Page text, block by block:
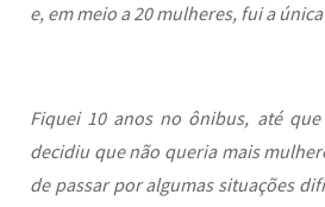
e, em meio a 20 mulheres, fui a
Fiquei 10 anos no ônibus, até
decidiu que não queria mais
de passar por algumas situações